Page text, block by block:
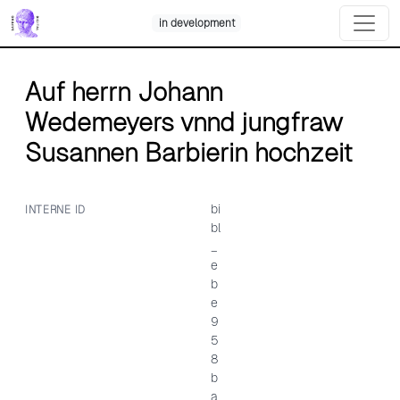
Skip
to
content
in development
Auf herrn Johann
Wedemeyers vnnd jungfraw
Susannen Barbierin hochzeit
INTERNE ID
bi
bl
e
b
e
9
5
8
b
a